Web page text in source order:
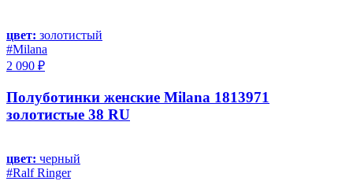
цвет: золотистый
#Milana
2 090 ₽
Полуботинки женские Milana 1813971
золотистые 38 RU
цвет: черный
#Ralf Ringer